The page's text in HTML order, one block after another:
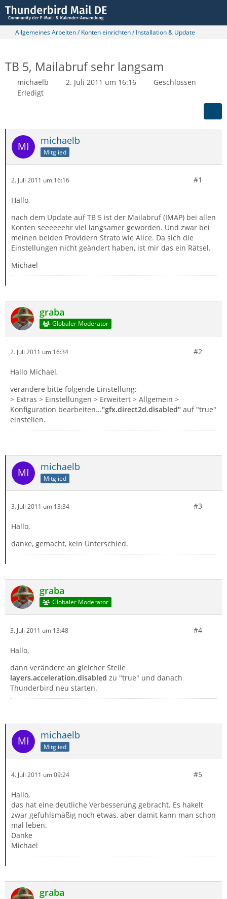
Allgemeines Arbeiten / Konten einrichten / Installation & Update
TB 5, Mailabruf sehr langsam
michaelb 2. Juli 2011 um 16:16
Geschlossen
Erledigt
michaelb
Mitglied
2. Juli 2011 um 16:16 #1
Hallo,
nach dem Update auf TB 5 ist der Mailabruf (IMAP) bei allen
Konten seeeeeehr viel langsamer geworden. Und zwar bei
meinen beiden Providern Strato wie Alice. Da sich die
Einstellungen nicht geändert haben, ist mir das ein Rätsel.
Michael
graba
Globaler Moderator
2. Juli 2011 um 16:34 #2
Hallo Michael,
verändere bitte folgende Einstellung:
> Extras > Einstellungen > Erweitert > Allgemein >
Konfiguration bearbeiten..."gfx.direct2d.disabled" auf "true"
einstellen.
michaelb
Mitglied
3. Juli 2011 um 13:34 #3
Hallo,
danke, gemacht, kein Unterschied.
graba
Globaler Moderator
3. Juli 2011 um 13:48 #4
Hallo,
dann verändere an gleicher Stelle
layers.acceleration.disabled zu "true" und danach
Thunderbird neu starten.
michaelb
Mitglied
4. Juli 2011 um 09:24 #5
Hallo,
das hat eine deutliche Verbesserung gebracht. Es hakelt
zwar gefühlsmäßig noch etwas, aber damit kann man schon
mal leben.
Danke
Michael
graba